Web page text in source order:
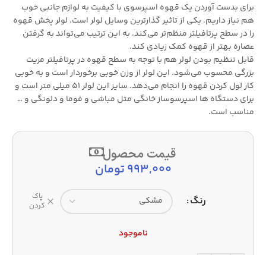
برای بدست آوردن یک قهوه اسپرسوی با کیفیت به لوازم جانبی خوب
هم نیاز داریم. یکی از تاثیر گذارترین وسایل لولر است. لولر پخش قهوه
را در سطح پرتافیلتر منظم‌تر می‌کند. به این ترتیب می‌تواند به گرفتن
عصاره بهتر از قهوه کمک زیادی کند.
قابل تنظیم بودن لولر هم با توجه به سطح قهوه در پرتافیلتر مزیت
بزرگی محسوب می‌شود. این لولر از وزن خوبی برخوردار است و به خوبی
کار لول کردن قهوه را انجام می‌دهد. سایز این لولر 51 میلی متر است و
برای دستگاه ها اسپرسوساز خانگی مثل مباشی و فوما و دلونگی و …
مناسب است.
قیمت محصول
993,000تومان
رنگ
پاک
کردن
ناموجود